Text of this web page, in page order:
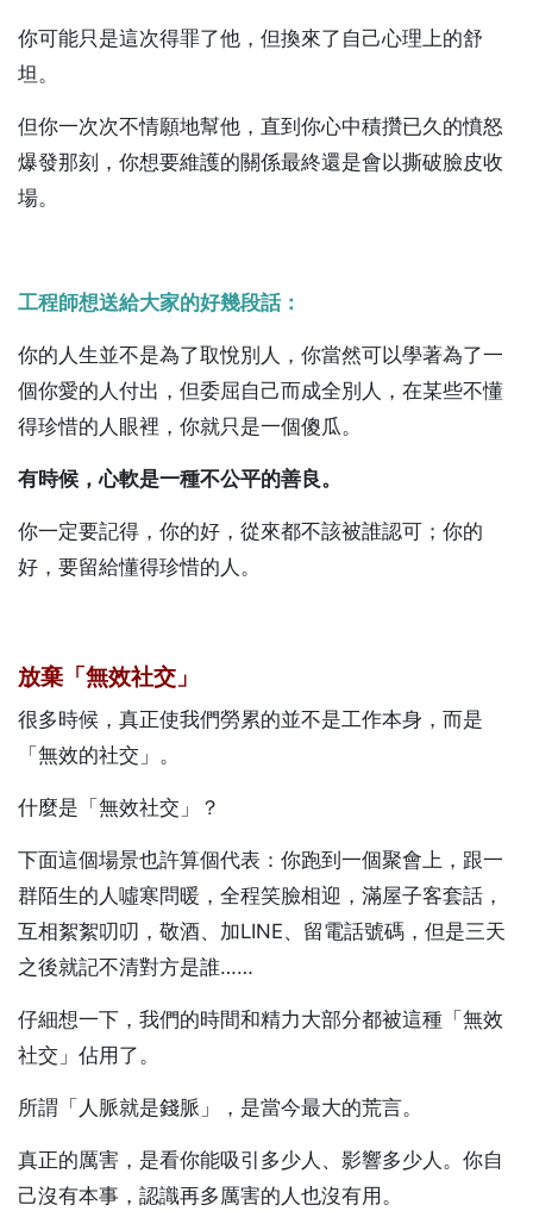
你可能只是這次得罪了他，但換來了自己心理上的舒
坦。
但你一次次不情願地幫他，直到你心中積攢已久的憤怒
爆發那刻，你想要維護的關係最終還是會以撕破臉皮收
場。
工程師想送給大家的好幾段話：
你的人生並不是為了取悅別人，你當然可以學著為了一
個你愛的人付出，但委屈自己而成全別人，在某些不懂
得珍惜的人眼裡，你就只是一個傻瓜。
有時候，心軟是一種不公平的善良。
你一定要記得，你的好，從來都不該被誰認可；你的
好，要留給懂得珍惜的人。
放棄「無效社交」
很多時候，真正使我們勞累的並不是工作本身，而是
「無效的社交」。
什麼是「無效社交」？
下面這個場景也許算個代表：你跑到一個聚會上，跟一
群陌生的人噓寒問暖，全程笑臉相迎，滿屋子客套話，
互相絮絮叨叨，敬酒、加LINE、留電話號碼，但是三天
之後就記不清對方是誰……
仔細想一下，我們的時間和精力大部分都被這種「無效
社交」佔用了。
所謂「人脈就是錢脈」，是當今最大的荒言。
真正的厲害，是看你能吸引多少人、影響多少人。你自
己沒有本事，認識再多厲害的人也沒有用。